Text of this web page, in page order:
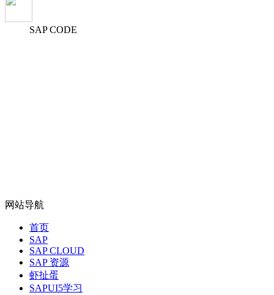
SAP CODE
网站导航
首页
SAP
SAP CLOUD
SAP 资源
虾扯蛋
SAPUI5学习